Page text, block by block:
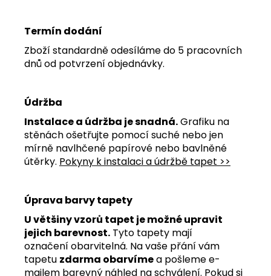
Termín dodání
Zboží standardně odesíláme do 5 pracovních
dnů od potvrzení objednávky.
Údržba
Instalace a údržba je snadná.Grafiku na
stěnách ošetřujte pomocí suché nebo jen
mírně navlhčené papírové nebo bavlněné
útěrky. Pokyny k instalaci a údržbě tapet >>
Úprava barvy tapety
U většiny vzorů tapet je možné upravit
jejich barevnost. Tyto tapety mají
označení obarvitelná. Na vaše přání vám
tapetu zdarma obarvímea pošleme e-
mailem barevný náhled na schválení. Pokud si